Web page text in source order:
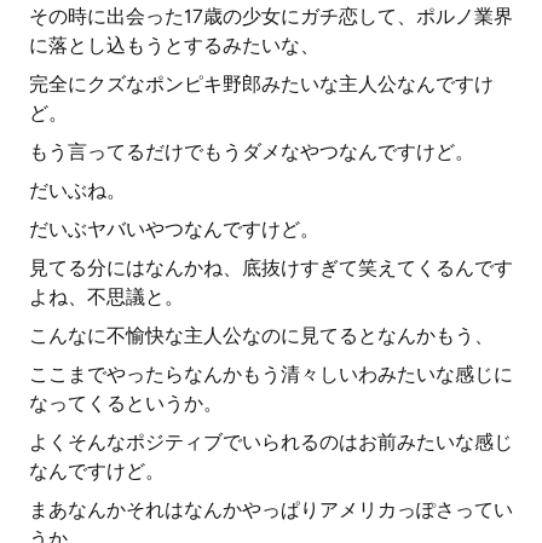
その時に出会った17歳の少女にガチ恋して、ポルノ業界
に落とし込もうとするみたいな、
完全にクズなポンピキ野郎みたいな主人公なんですけ
ど。
もう言ってるだけでもうダメなやつなんですけど。
だいぶね。
だいぶヤバいやつなんですけど。
見てる分にはなんかね、底抜けすぎて笑えてくるんです
よね、不思議と。
こんなに不愉快な主人公なのに見てるとなんかもう、
ここまでやったらなんかもう清々しいわみたいな感じに
なってくるというか。
よくそんなポジティブでいられるのはお前みたいな感じ
なんですけど。
まあなんかそれはなんかやっぱりアメリカっぽさってい